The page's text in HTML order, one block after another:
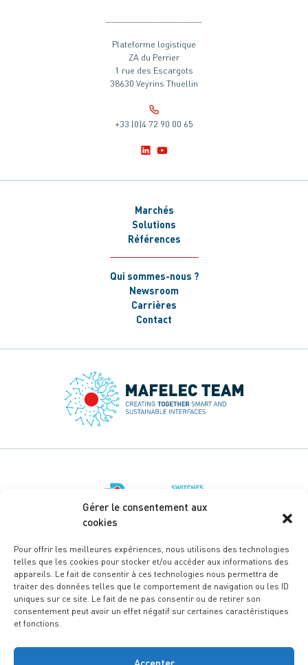
Gérer le consentement aux
cookies
Pour offrir les meilleures expériences, nous utilisons des technologies
telles que les cookies pour stocker et/ou accéder aux informations des
appareils. Le fait de consentir à ces technologies nous permettra de
traiter des données telles que le comportement de navigation ou les ID
uniques sur ce site. Le fait de ne pas consentir ou de retirer son
consentement peut avoir un effet négatif sur certaines caractéristiques
et fonctions.
Plateforme logistique
ZA du Perrier
1 rue des Escargots
38630 Veyrins Thuellin
+33 (0)4 72 90 00 65
Marchés
Solutions
Références
Qui sommes-nous ?
Newsroom
Carrières
Contact